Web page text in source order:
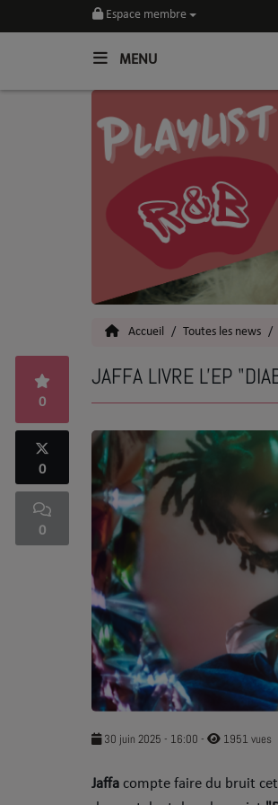
Espace membre
MENU
Toutes les News
SOUL CULTURE
Talents
Top 5
SOUL ADDICT PLAY
Flash News
5 bonnes raisons
Dans la Street
C quoi ton Actu ?
Dans ton Téléphone
URBAN CULTURE
Accueil Toutes les news
JAFFA LIVRE L'EP
0
0
0
30 juin 2025 - 16:00 - 1951 vues
Jaffa compte faire du bruit